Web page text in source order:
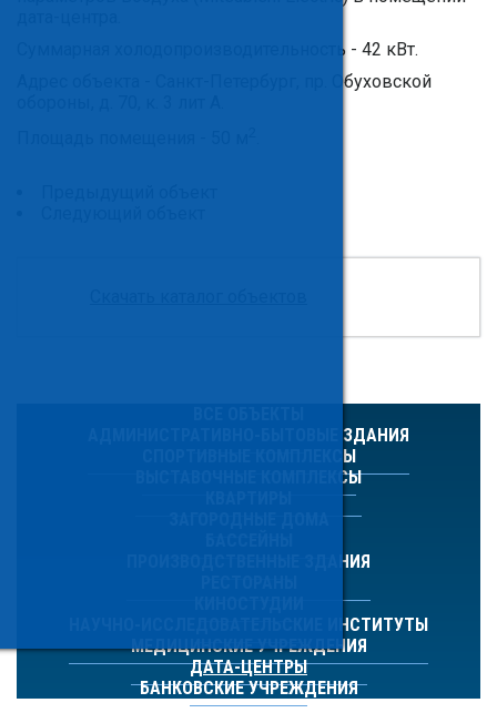
Суммарная холодопроизводительность - 42 кВт.
Адрес объекта - Санкт-Петербург, пр. Обуховской
АДМИНИСТРАТИВНО-БЫТОВЫЕ ЗДАНИЯ
СПОРТИВНЫЕ КОМПЛЕКСЫ
ВЫСТАВОЧНЫЕ КОМПЛЕКСЫ
ПРОИЗВОДСТВЕННЫЕ ЗДАНИЯ
НАУЧНО-ИССЛЕДОВАТЕЛЬСКИЕ ИНСТИТУТЫ
МЕДИЦИНСКИЕ УЧРЕЖДЕНИЯ
ДАТА-ЦЕНТРЫ
БАНКОВСКИЕ УЧРЕЖДЕНИЯ